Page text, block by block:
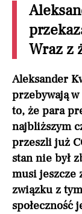
Wraz z
Aleksander
przebywają
to, że para
najbliższym
przeszli już
stan nie był
musi jeszcze
związku z
społeczność